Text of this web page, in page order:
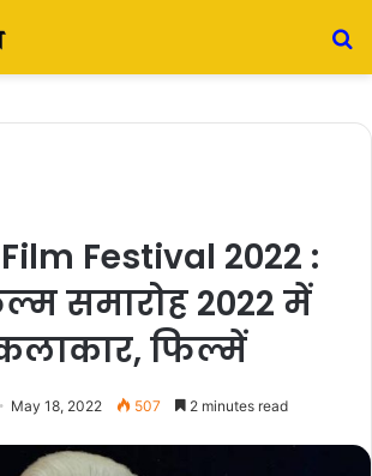
Festival 2022 :
समारोह 2022 में
फिल्में
May 18, 2022 507 2 minutes read